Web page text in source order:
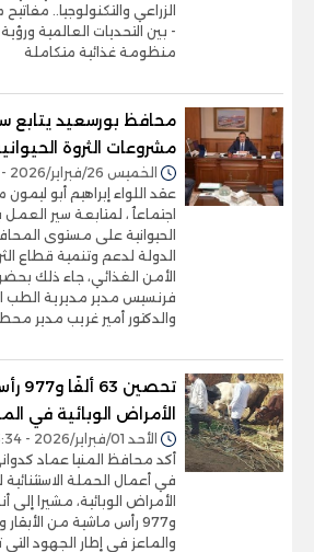
الزراعي والتكنولوجيا..
- بين التحديات العالمية
منظومة غذائية متكاملة
محافظ بورسعيد يتابع
مشروعات الثروة
الخميس 26/فبراير/2026 - 12:57 م
عقد اللواء إبراهيم أبو
اجتماعٱ ، لمتابعة سير
الحيوانية على مستوى
الدولة لدعم وتنمية قطاع
الأمن الغذائي، جاء ذلك
فرنسيس مدير مديرية الطب
والدكتور أمير غريب مدير
الأمراض الوبائية في
الأحد 01/فبراير/2026 - 03:34 م
أكد محافظ المنيا عماد
في أعمال الحملة
و977 رأس ماشية من
والماعز في إطار الجهود